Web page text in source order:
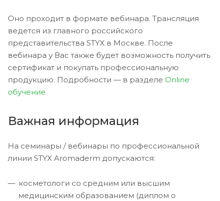
Оно проходит в формате вебинара. Трансляция
ведется из главного российского
представительства STYX в Москве. После
вебинара у Вас также будет возможность получить
сертификат и покупать профессиональную
продукцию. Подробности — в разделе Online
обучение
Важная информация
На семинары / вебинары по профессиональной
линии STYX Aromaderm допускаются:
косметологи со средним или высшим
медицинским образованием (диплом о